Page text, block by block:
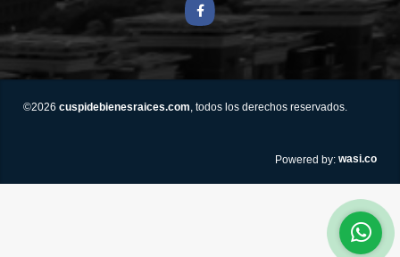
Facebook
©2026 cuspidebienesraices.com, todos los derechos reservados.
Powered by: wasi.co